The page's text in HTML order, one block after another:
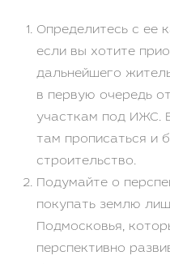
Определитесь с ее
если вы хотите
дальнейшего
в первую очередь
участкам под ИЖС.
там прописаться и
строительство.
Подумайте о
покупать землю
Подмосковья,
перспективно